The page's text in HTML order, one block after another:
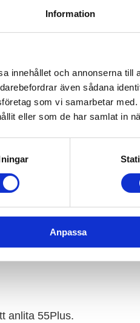
Information
innehållet och annonserna till
även sådana
som vi samarbetar
eller som de har samlat in
Anpassa
oavsett om
period.
stöttning i
matchar
en lösning som
anlita 55Plus.